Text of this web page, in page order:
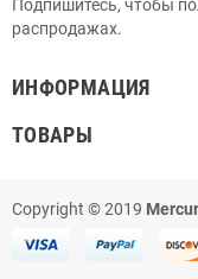
Подпишитесь, чтобы
распродажах.
ИНФОРМАЦИЯ
ТОВАРЫ
Copyright © 2019